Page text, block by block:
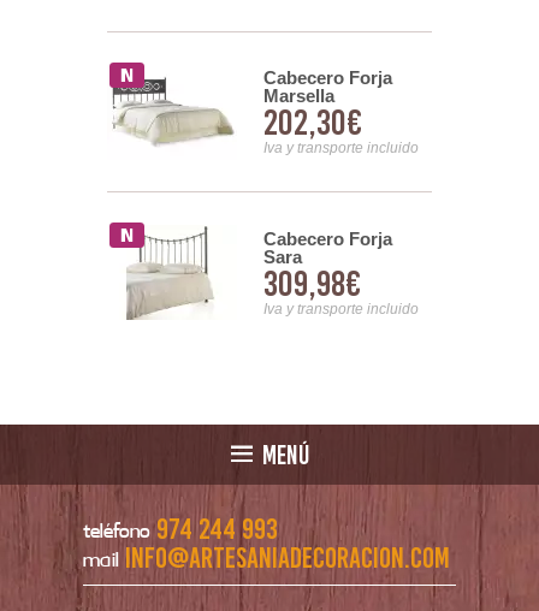
Cabecero Forja
Marsella
202,30€
Iva y transporte incluido
Cabecero Forja
Sara
309,98€
Iva y transporte incluido
MENÚ
teléfono 974 244 993
mail info@artesaniadecoracion.com